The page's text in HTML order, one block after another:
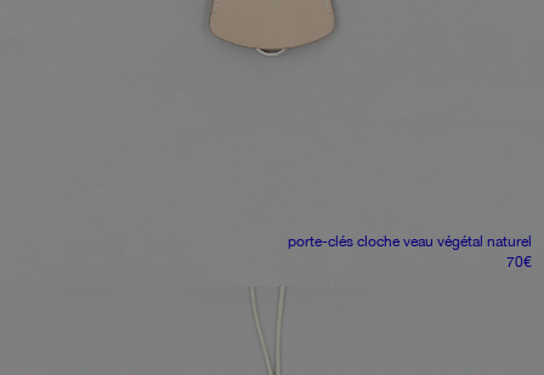
porte-clés cloche veau végétal naturel
70€